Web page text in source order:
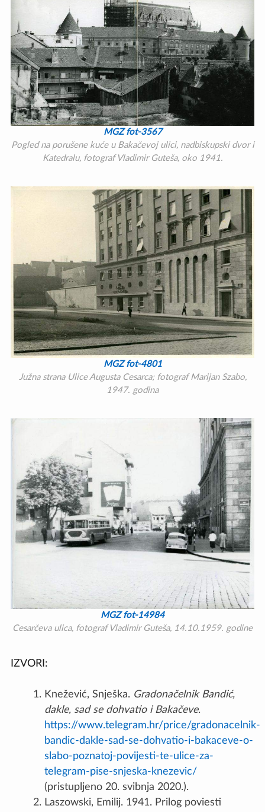
MGZ fot-3567
Pogled na porušene kuće u Bakačevoj ulici, nadbiskupski dvor i
Katedralu, fotograf Vladimir Guteša, oko 1941.
MGZ fot-4801
Južna strana Ulice Augusta Cesarca; fotograf Marijan Szabo,
1947. godina
MGZ fot-14984
Cesarčeva ulica, fotograf Vladimir Guteša, 14.10.1959. godine
IZVORI:
Knežević, Snješka. Gradonačelnik Bandić,
dakle, sad se dohvatio i Bakačeve.
https://www.telegram.hr/price/gradonacelnik-
bandic-dakle-sad-se-dohvatio-i-bakaceve-o-
slabo-poznatoj-povijesti-te-ulice-za-
telegram-pise-snjeska-knezevic/
(pristupljeno 20. svibnja 2020.).
Laszowski, Emilij. 1941. Prilog poviesti